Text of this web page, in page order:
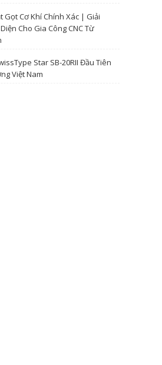
Gọt Cơ Khí Chính Xác | Giải
Cho Gia Công CNC Từ
Star SB-20RII Đầu Tiên
Việt Nam